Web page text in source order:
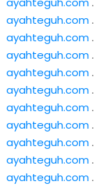
ayahteguh.com.
ayahteguh.com.
ayahteguh.com.
ayahteguh.com.
ayahteguh.com.
ayahteguh.com.
ayahteguh.com.
ayahteguh.com.
ayahteguh.com.
ayahteguh.com.